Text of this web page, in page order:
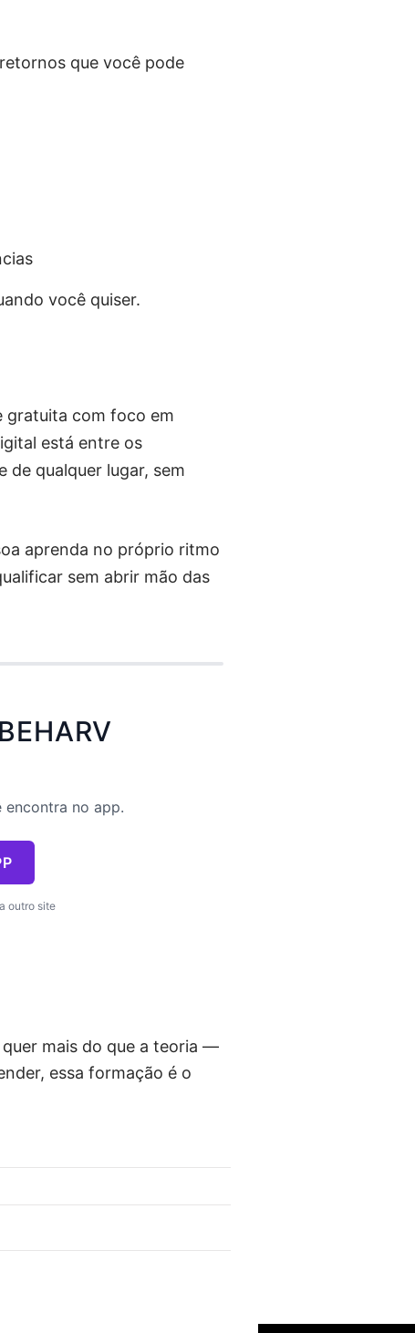
que você pode
você quiser.
gratuita com foco em
está entre os
de qualquer lugar, sem
aprenda no próprio ritmo
sem abrir mão das
no app.
outro site
mais do que a teoria —
essa formação é o